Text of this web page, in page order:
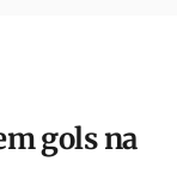
gols na